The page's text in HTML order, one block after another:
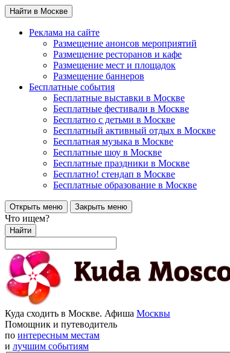
Найти в Москве
Реклама на сайте
Размещение анонсов мероприятий
Размещение ресторанов и кафе
Размещение мест и площадок
Размещение баннеров
Бесплатные события
Бесплатные выставки в Москве
Бесплатные фестивали в Москве
Бесплатно с детьми в Москве
Бесплатный активный отдых в Москве
Бесплатная музыка в Москве
Бесплатные шоу в Москве
Бесплатные праздники в Москве
Бесплатно! стендап в Москве
Бесплатные образование в Москве
Открыть меню Закрыть меню
Что ищем?
Найти
Куда сходить в Москве. Афиша Москвы
Помощник и путеводитель
по интересным местам
и лучшим событиям